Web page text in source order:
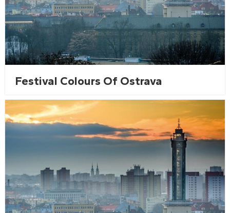
Festival Colours Of Ostrava